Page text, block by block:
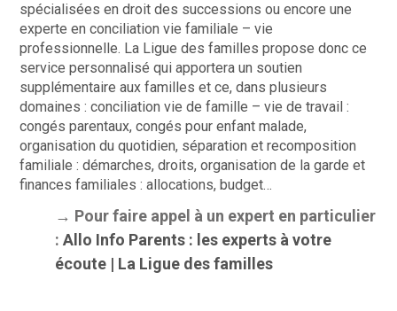
spécialisées en droit des successions ou encore une
experte en conciliation vie familiale – vie
professionnelle. La Ligue des familles propose donc ce
service personnalisé qui apportera un soutien
supplémentaire aux familles et ce, dans plusieurs
domaines : conciliation vie de famille – vie de travail :
congés parentaux, congés pour enfant malade,
organisation du quotidien, séparation et recomposition
familiale : démarches, droits, organisation de la garde et
finances familiales : allocations, budget…
→ Pour faire appel à un expert en particulier
:Allo Info Parents : les experts à votre
écoute | La Ligue des familles